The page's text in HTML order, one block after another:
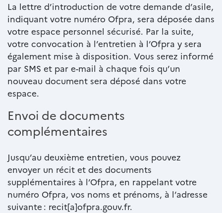
La lettre d’introduction de votre demande d’asile,
indiquant votre numéro Ofpra, sera déposée dans
votre espace personnel sécurisé. Par la suite,
votre convocation à l’entretien à l’Ofpra y sera
également mise à disposition. Vous serez informé
par SMS et par e-mail à chaque fois qu’un
nouveau document sera déposé dans votre
espace.
Envoi de documents
complémentaires
Jusqu’au deuxième entretien, vous pouvez
envoyer un récit et des documents
supplémentaires à l’Ofpra, en rappelant votre
numéro Ofpra, vos noms et prénoms, à l’adresse
suivante : recit[a]ofpra.gouv.fr.